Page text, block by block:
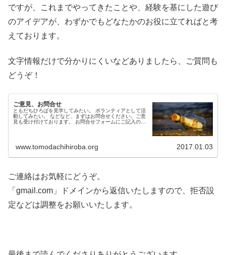
ですが、これまでやってきたことや、経験を基にした遊び
のアイデアが、わずかでもどなたかのお役に立てればと考
えております。
文字情報だけで分かりにくいなどありましたら、ご質問も
どうぞ！
ご意見、お問合せ
ともだちひろばを見学してみたい。 ボランティアとして活
動してみたい。 などなど、まずはお問合せください。ご意
見も受け付けております。 お問合せフォームにご記入の
www.tomodachihiroba.org 2017.01.03
ご連絡はお気軽にどうぞ。
「gmail.com」ドメインから返信いたしますので、拒否設
定などは調整をお願いいたします。